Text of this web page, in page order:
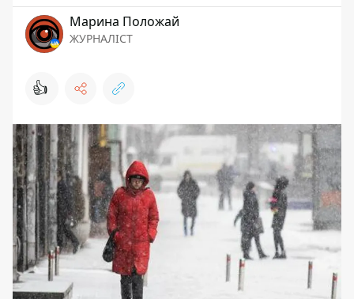
Марина Положай
ЖУРНАЛІСТ
👍